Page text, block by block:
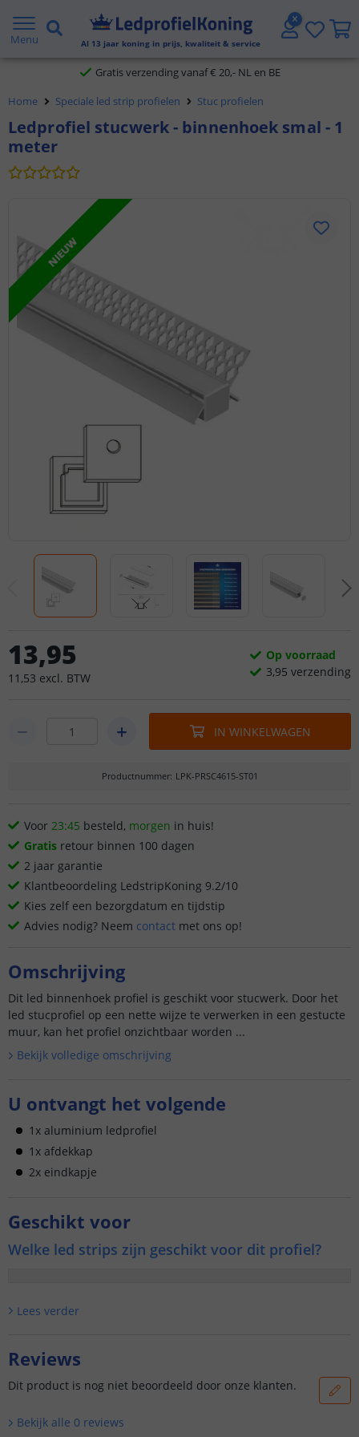
Menu Al 13 jaar koning in prijs, kwaliteit & service
2 jaar garantie
Gratis verzending vanaf € 20,- NL en BE
Klantbeoordeling 9.1
Home Speciale led strip profielen Stuc profielen
Ledprofiel stucwerk - binnenhoek smal - 1
meter
NIEUW
13,95
11 ,53 excl. BTW
Op voorraad
3,95 verzending
IN WINKELWAGEN
Productnummer: LPK-PRSC4615-ST01
Voor 23:45 besteld, morgen in huis!
Gratis retour binnen 100 dagen
2 jaar garantie
Klantbeoordeling LedstripKoning 9.2/10
Kies zelf een bezorgdatum en tijdstip
Advies nodig? Neem contact met ons op!
Omschrijving
Dit led binnenhoek profiel is geschikt voor stucwerk. Door het
led stucprofiel op een nette wijze te verwerken in een gestucte
muur, kan het profiel onzichtbaar worden ...
Bekijk volledige omschrijving
U ontvangt het volgende
1x aluminium ledprofiel
1x afdekkap
2x eindkapje
Geschikt voor
Welke led strips zijn geschikt voor dit profiel?
Lees verder
Reviews
Dit product is nog niet beoordeeld door onze klanten.
Bekijk alle 0 reviews